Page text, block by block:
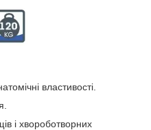
властивості.
і хвороботворних